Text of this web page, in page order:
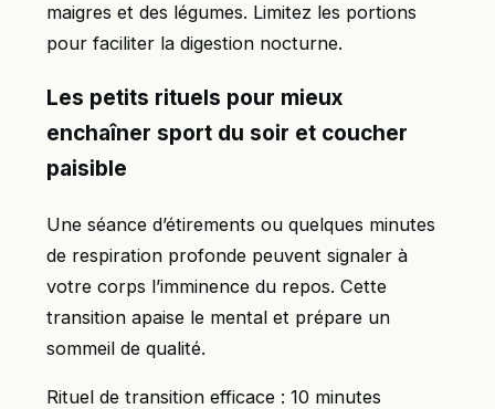
maigres et des légumes. Limitez les portions
pour faciliter la digestion nocturne.
Les petits rituels pour mieux
enchaîner sport du soir et coucher
paisible
Une séance d’étirements ou quelques minutes
de respiration profonde peuvent signaler à
votre corps l’imminence du repos. Cette
transition apaise le mental et prépare un
sommeil de qualité.
Rituel de transition efficace : 10 minutes